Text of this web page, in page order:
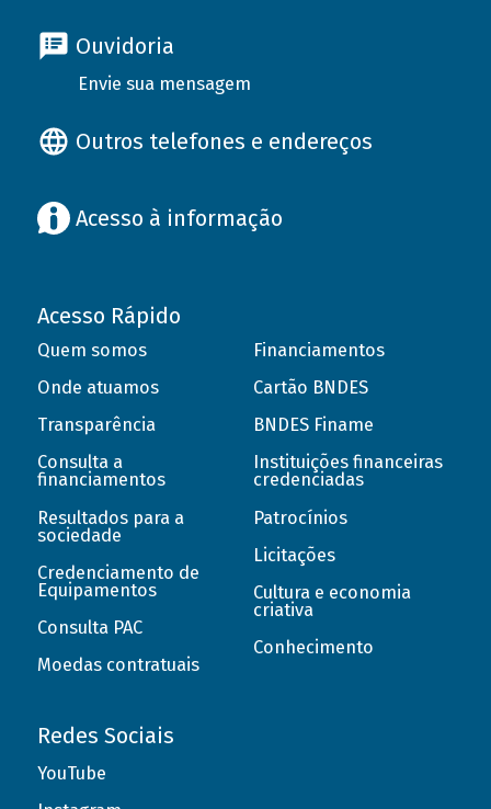
Ouvidoria
Envie sua mensagem
Outros telefones e endereços
Acesso à informação
Acesso Rápido
Quem somos
Onde atuamos
Transparência
Consulta a
financiamentos
Resultados para a
sociedade
Credenciamento de
Equipamentos
Consulta PAC
Moedas contratuais
Financiamentos
Cartão BNDES
BNDES Finame
Instituições financeiras
credenciadas
Patrocínios
Licitações
Cultura e economia
criativa
Conhecimento
Redes Sociais
YouTube